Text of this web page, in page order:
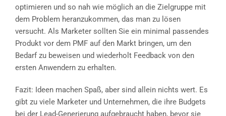
optimieren und so nah wie möglich an die Zielgruppe mit
dem Problem heranzukommen, das man zu lösen
versucht. Als Marketer sollten Sie ein minimal passendes
Produkt vor dem PMF auf den Markt bringen, um den
Bedarf zu beweisen und wiederholt Feedback von den
ersten Anwendern zu erhalten.
Fazit: Ideen machen Spaß, aber sind allein nichts wert. Es
gibt zu viele Marketer und Unternehmen, die ihre Budgets
bei der Lead-Generierung aufgebraucht haben, bevor sie